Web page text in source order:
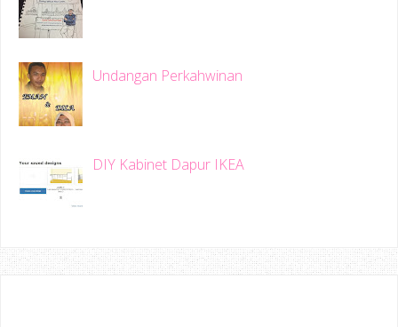
Undangan Perkahwinan
DIY Kabinet Dapur IKEA